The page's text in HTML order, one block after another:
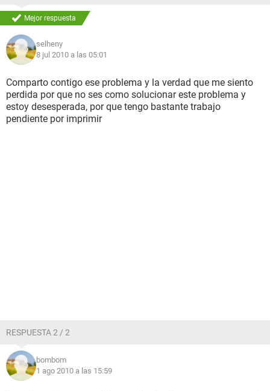
Mejor respuesta
selheny
8 jul 2010 a las 05:01
Comparto contigo ese problema y la verdad que me siento
perdida por que no ses como solucionar este problema y
estoy desesperada, por que tengo bastante trabajo
pendiente por imprimir
RESPUESTA 2 / 2
bombom
1 ago 2010 a las 15:59